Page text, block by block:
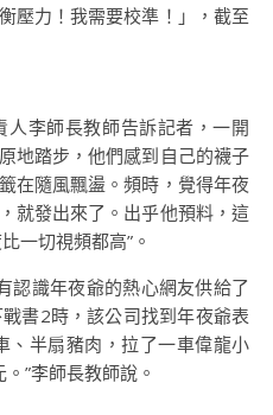
壓力！我需要校準！」，截至
李師長教師告訴記者，一開
地踏步，他們感到自己的襪子
在隨風飄盪。頻時，覺得年夜
就發出來了。出乎他預料，這
一切視頻都高”。
認識年夜爺的熱心網友供給了
書2時，該公司找到年夜爺表
、半扇豬肉，拉了一車偉龍小
”李師長教師說。